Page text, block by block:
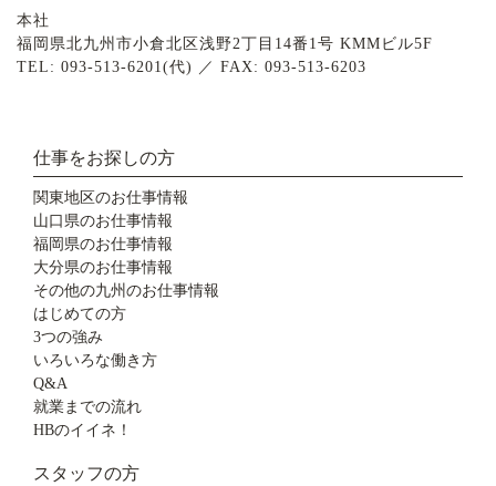
本社
福岡県北九州市小倉北区浅野2丁目14番1号 KMMビル5F
TEL: 093-513-6201(代) ／ FAX: 093-513-6203
仕事をお探しの方
関東地区のお仕事情報
山口県のお仕事情報
福岡県のお仕事情報
大分県のお仕事情報
その他の九州のお仕事情報
はじめての方
3つの強み
いろいろな働き方
Q&A
就業までの流れ
HBのイイネ！
スタッフの方